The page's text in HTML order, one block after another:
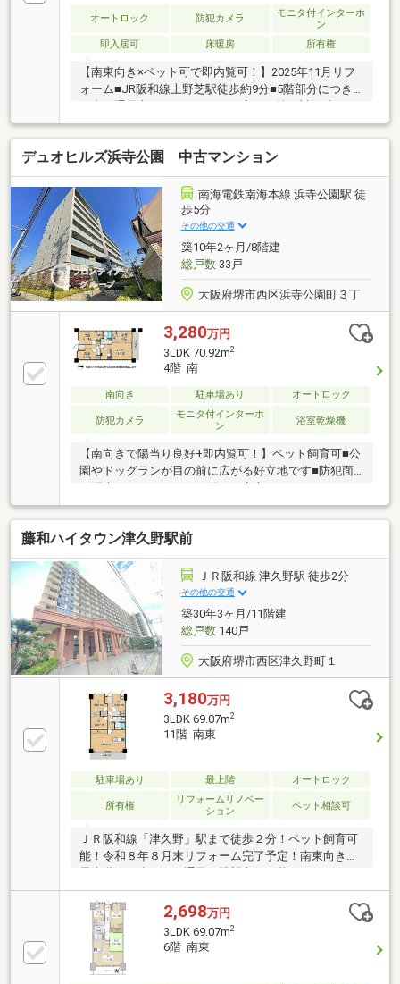
オートロック 防犯カメラ
モニタ付インターホ
ン
即入居可
床暖房 所有権
【南東向き×ペット可で即内覧可！】2025年11月リフ
ォーム■JR阪和線上野芝駅徒歩約9分■5階部分につき
チン採用
デュオヒルズ浜寺公園 中古マンション
南海電鉄南海本線 浜寺公園駅 徒
歩5分
その他の交通
築10年2ヶ月/8階建
総戸数33戸
大阪府堺市西区浜寺公園町３丁
3,280万円
3LDK 70.92m2
4階 南
南向き 駐車場あり オートロック
防犯カメラ
モニタ付インターホ
ン
浴室乾燥機
【南向きで陽当り良好+即内覧可！】ペット飼育可■公
園やドッグランが目の前に広がる好立地です■防犯面
家族でゆったり過ごせる約14.9帖のLDK
藤和ハイタウン津久野駅前
ＪＲ阪和線 津久野駅 徒歩2分
その他の交通
築30年3ヶ月/11階建
総戸数140戸
大阪府堺市西区津久野町１
3,180万円
3LDK 69.07m2
11階 南東
駐車場あり 最上階 オートロック
所有権
リフォームリノベー
ション
ペット相談可
ＪＲ阪和線「津久野」駅まで徒歩２分！ペット飼育可
能！令和８年８月末リフォーム完了予定！南東向きの
LDK！
2,698万円
3LDK 69.07m2
6階 南東